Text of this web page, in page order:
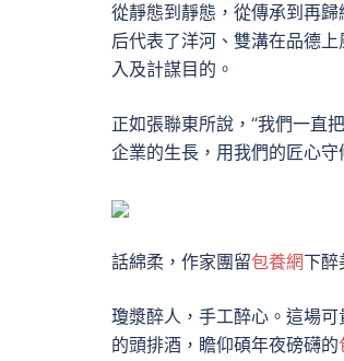
從靜態到靜態，從傳承到再
后代表了洋河、雙溝在品德
入及計謀目的。
正如張聯東所說，“我們一直
企業的生長，用我們的匠心
話綿柔，作家團留包養網下醉
瓊漿醉人，手工醉心。這場
的頭排酒，瞻仰碩年夜磅礴的